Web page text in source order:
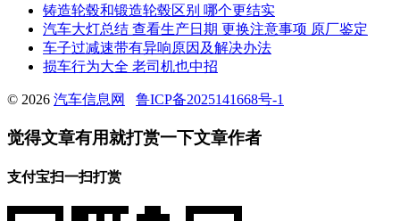
铸造轮毂和锻造轮毂区别 哪个更结实
汽车大灯总结 查看生产日期 更换注意事项 原厂鉴定
车子过减速带有异响原因及解决办法
损车行为大全 老司机也中招
© 2026 汽车信息网 鲁ICP备2025141668号-1
觉得文章有用就打赏一下文章作者
支付宝扫一扫打赏